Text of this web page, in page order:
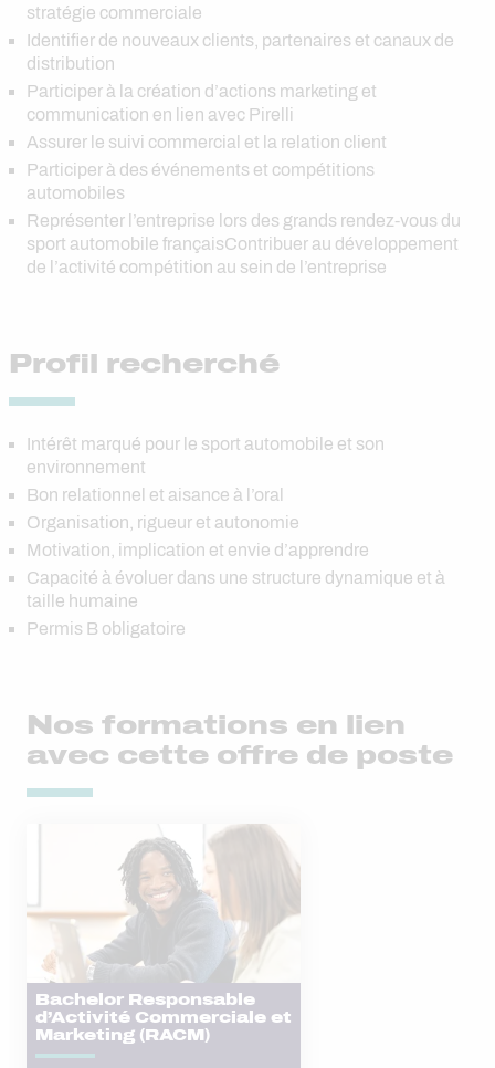
stratégie commerciale
Identifier de nouveaux clients, partenaires et canaux de
distribution
Participer à la création d’actions marketing et
communication en lien avec Pirelli
Assurer le suivi commercial et la relation client
Participer à des événements et compétitions
automobiles
Représenter l’entreprise lors des grands rendez-vous du
sport automobile françaisContribuer au développement
de l’activité compétition au sein de l’entreprise
Profil recherché
Intérêt marqué pour le sport automobile et son
environnement
Bon relationnel et aisance à l’oral
Organisation, rigueur et autonomie
Motivation, implication et envie d’apprendre
Capacité à évoluer dans une structure dynamique et à
taille humaine
Permis B obligatoire
Nos formations en lien
avec cette offre de poste
Bachelor Responsable
d’Activité Commerciale et
Marketing (RACM)